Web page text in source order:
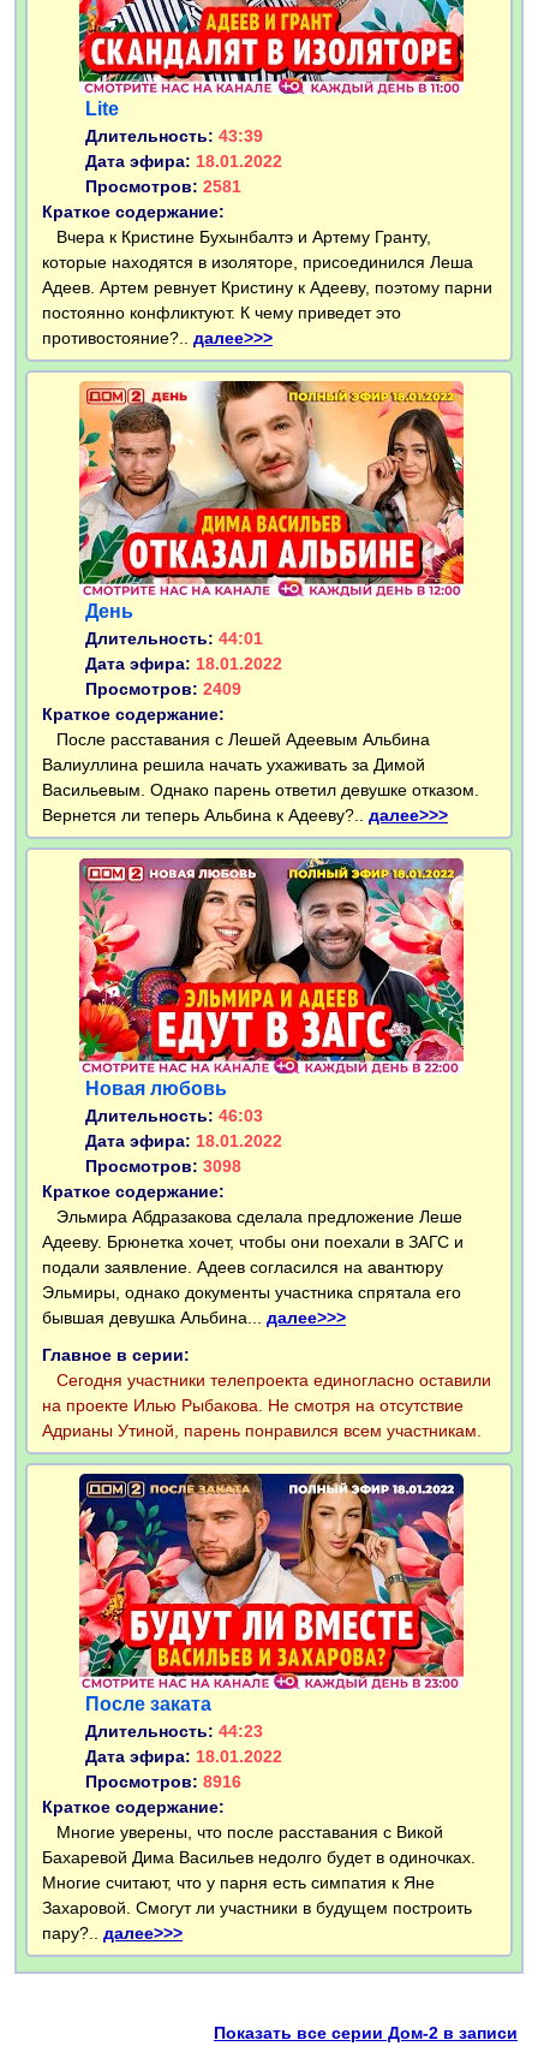
Lite
Длительность: 43:39
Дата эфира: 18.01.2022
Просмотров: 2581
Краткое содержание:
Вчера к Кристине Бухынбалтэ и Артему Гранту,
которые находятся в изоляторе, присоединился Леша
Адеев. Артем ревнует Кристину к Адееву, поэтому парни
постоянно конфликтуют. К чему приведет это
противостояние?.. далее>>>
День
Длительность: 44:01
Дата эфира: 18.01.2022
Просмотров: 2409
Краткое содержание:
После расставания с Лешей Адеевым Альбина
Валиуллина решила начать ухаживать за Димой
Васильевым. Однако парень ответил девушке отказом.
Вернется ли теперь Альбина к Адееву?.. далее>>>
Новая любовь
Длительность: 46:03
Дата эфира: 18.01.2022
Просмотров: 3098
Краткое содержание:
Эльмира Абдразакова сделала предложение Леше
Адееву. Брюнетка хочет, чтобы они поехали в ЗАГС и
подали заявление. Адеев согласился на авантюру
Эльмиры, однако документы участника спрятала его
бывшая девушка Альбина... далее>>>
Главное в серии:
Сегодня участники телепроекта единогласно оставили
на проекте Илью Рыбакова. Не смотря на отсутствие
Адрианы Утиной, парень понравился всем участникам.
После заката
Длительность: 44:23
Дата эфира: 18.01.2022
Просмотров: 8916
Краткое содержание:
Многие уверены, что после расставания с Викой
Бахаревой Дима Васильев недолго будет в одиночках.
Многие считают, что у парня есть симпатия к Яне
Захаровой. Смогут ли участники в будущем построить
пару?.. далее>>>
Показать все серии Дом-2 в записи